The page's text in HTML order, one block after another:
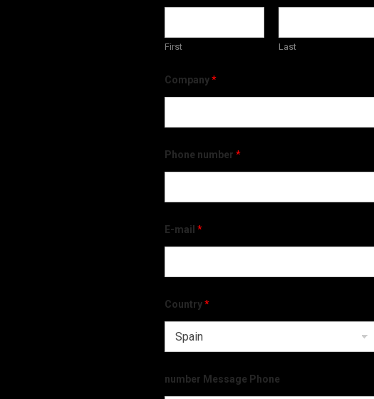
First Last
Company*
Phone number *
E-mail *
Country*
number Message Phone